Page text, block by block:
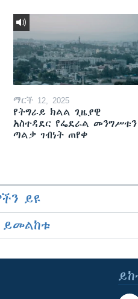
ማርች 12, 2025
የትግራይ ክልል ጊዜያዊ
አስተዳደር የፌደራል መንግሥቱን
ጣልቃ ገብነት ጠየቀ
ይዩ
ይመልከቱ